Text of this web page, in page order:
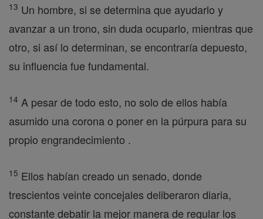
13 Un hombre, si se determina que ayudarlo y
avanzar a un trono, sin duda ocuparlo, mientras que
otro, si así lo determinan, se encontraría depuesto,
su influencia fue fundamental.
14 A pesar de todo esto, no solo de ellos había
asumido una corona o poner en la púrpura para su
propio engrandecimiento .
15 Ellos habían creado un senado, donde
trescientos veinte concejales deliberaron diaria,
constante debatir la mejor manera de regular los